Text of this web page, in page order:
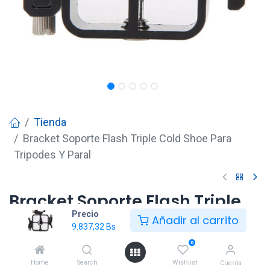
Precio
9.837,32 Bs Añadir al carrito
Home Search
0
Wishlist Cuenta
Tienda
Bracket Soporte Flash Triple Cold Shoe Para
Tripodes Y Paral
Bracket Soporte Flash Triple
Cold Shoe Para Tripodes Y
Paral